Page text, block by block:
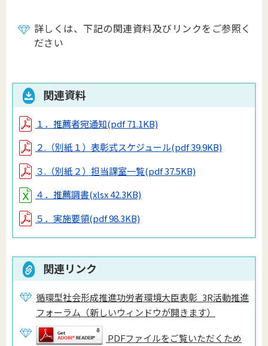
詳しくは、下記の関連資料及びリンクをご参照く
ださい
関連資料
１．推薦者宛通知(pdf 71.1KB)
２.（別紙１）表彰式スケジュール(pdf 39.9KB)
３.（別紙２）担当課室一覧(pdf 37.5KB)
４．推薦調書(xlsx 42.3KB)
５．実施要領(pdf 98.3KB)
関連リンク
循環型社会形成推進功労者環境大臣表彰_3R活動推進
フォーラム（新しいウィンドウが開きます）
PDFファイルをご覧いただくため